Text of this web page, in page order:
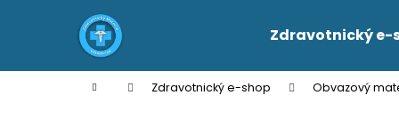
Zdravotnický e-
Domů Zdravotnický e-shop Obvazový
í
Zpět
do
Zpět
do